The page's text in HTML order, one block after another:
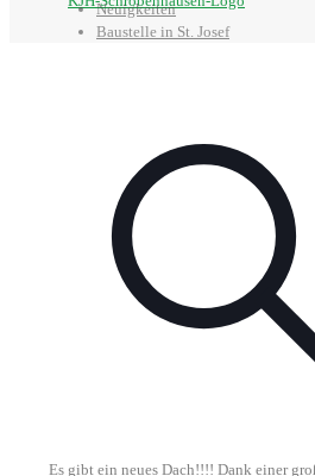
Neuigkeiten
Baustelle in St. Josef
Es gibt ein neues Dach!!!! Dank einer